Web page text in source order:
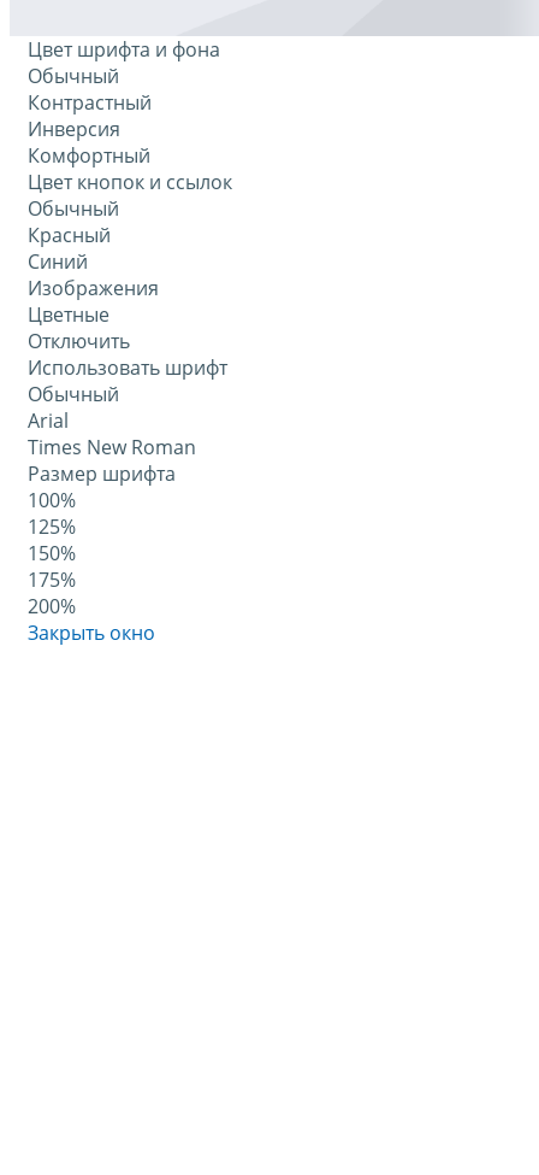
Цвет шрифта и фона
Обычный
Контрастный
Инверсия
Комфортный
Цвет кнопок и ссылок
Обычный
Красный
Синий
Изображения
Цветные
Отключить
Использовать шрифт
Обычный
Arial
Times New Roman
Размер шрифта
100%
125%
150%
175%
200%
Закрыть окно